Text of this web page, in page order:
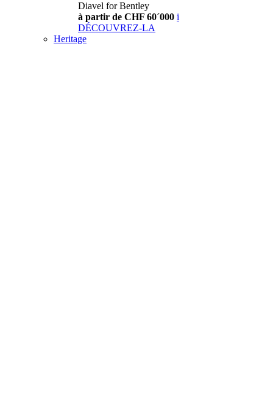
Diavel for Bentley
à partir de CHF 60´000 i
DÉCOUVREZ-LA
Heritage